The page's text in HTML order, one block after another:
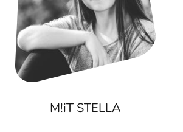
M!iT STELLA